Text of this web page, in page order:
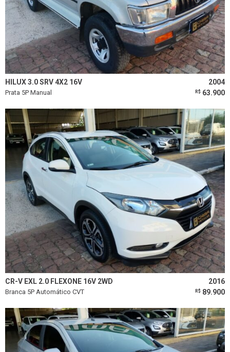
HILUX 3.0 SRV 4X2 16V 2004
Prata 5P Manual R$ 63.900
CR-V EXL 2.0 FLEXONE 16V 2WD 2016
Branca 5P Automático CVT R$ 89.900